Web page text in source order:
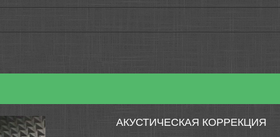
АКУСТИЧЕСКАЯ КОРРЕКЦИЯ